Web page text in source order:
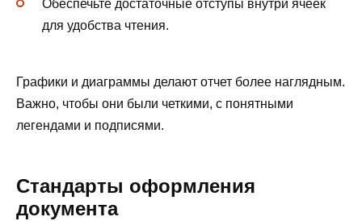
Обеспечьте достаточные отступы внутри ячеек
для удобства чтения.
Графики и диаграммы делают отчет более наглядным.
Важно, чтобы они были четкими, с понятными
легендами и подписями.
Стандарты оформления
документа